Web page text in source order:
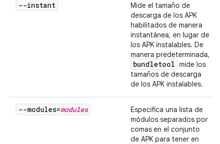
--instant
Mide el tamaño de
descarga de los APK
habilitados de manera
instantánea, en lugar de
los APK instalables. De
manera predeterminada,
bundletool mide los
tamaños de descarga
de los APK instalables.
--modules=modules
Especifica una lista de
módulos separados por
comas en el conjunto
de APK para tener en